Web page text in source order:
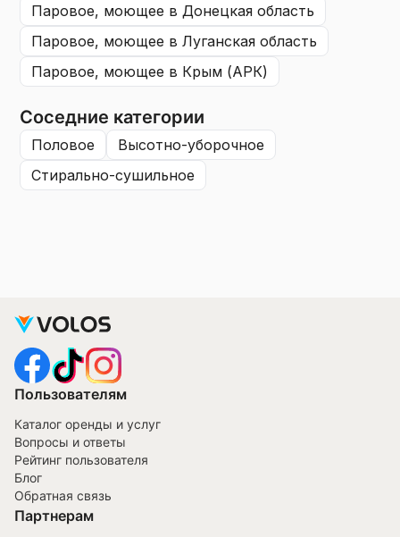
паровое, моющее в Донецкая область
паровое, моющее в Луганская область
паровое, моющее в Крым (АРК)
Соседние категории
половое
высотно-уборочное
стирально-сушильное
Пользователям
Каталог оренды и услуг
Вопросы и ответы
Рейтинг пользователя
Блог
Обратная связь
Партнерам